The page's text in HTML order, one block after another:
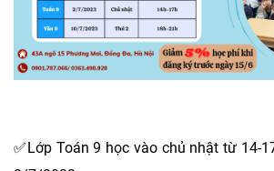
✅Lớp Toán 9 học vào chủ nhật từ 14-